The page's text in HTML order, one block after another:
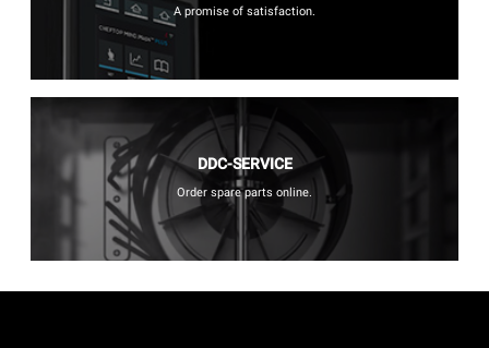
A promise of satisfaction.
DDC-SERVICE
Order spare parts online.